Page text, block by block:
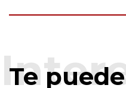
Te puede